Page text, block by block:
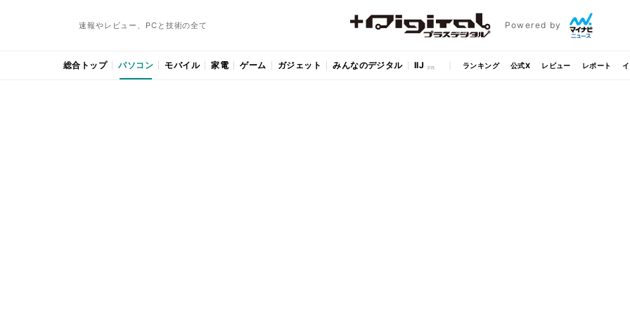
速報やレビュー、PCと技術の全て Powered by
総合トップ パソコン モバイル 家電 ゲーム ガジェット みんなのデジタル IIJ ランキング 公式X レビュー レポート